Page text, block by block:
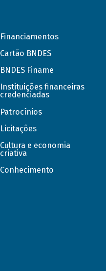
Financiamentos
Cartão BNDES
BNDES Finame
Instituições financeiras
credenciadas
Patrocínios
Licitações
Cultura e economia
criativa
Conhecimento